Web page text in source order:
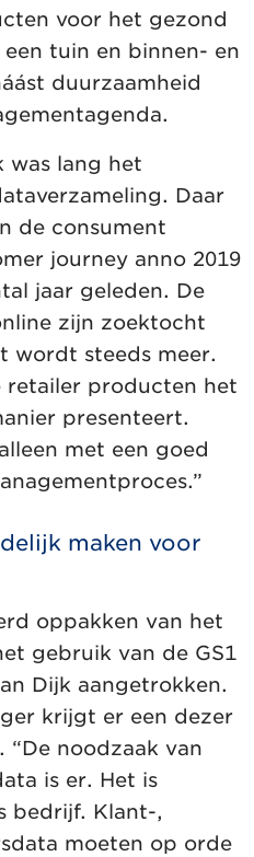
voor het gezond
tuin en binnen- en
duurzaamheid
was lang het
Daar
de consument
journey anno 2019
jaar geleden. De
zijn zoektocht
wordt steeds meer.
retailer producten het
presenteert.
met een goed
maken voor
oppakken van het
gebruik van de GS1
Dijk aangetrokken.
krijgt er een dezer
“De noodzaak van
is er. Het is
bedrijf. Klant-,
moeten op orde